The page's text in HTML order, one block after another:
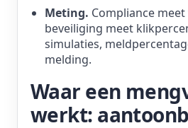
Meting. Compliance
beveiliging meet
simulaties,
melding.
Waar een
werkt: